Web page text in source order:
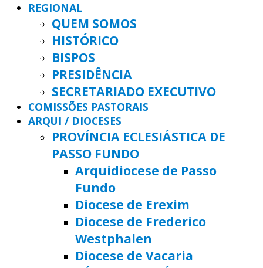
REGIONAL
QUEM SOMOS
HISTÓRICO
BISPOS
PRESIDÊNCIA
SECRETARIADO EXECUTIVO
COMISSÕES PASTORAIS
ARQUI / DIOCESES
PROVÍNCIA ECLESIÁSTICA DE
PASSO FUNDO
Arquidiocese de Passo
Fundo
Diocese de Erexim
Diocese de Frederico
Westphalen
Diocese de Vacaria